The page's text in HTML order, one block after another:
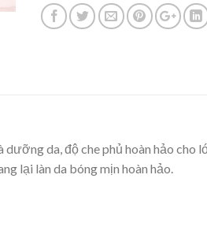
da, độ che phủ hoàn hảo cho
lại làn da bóng mịn hoàn hảo.